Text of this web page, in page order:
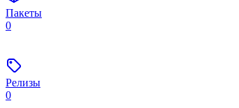
Пакеты
0
Релизы
0